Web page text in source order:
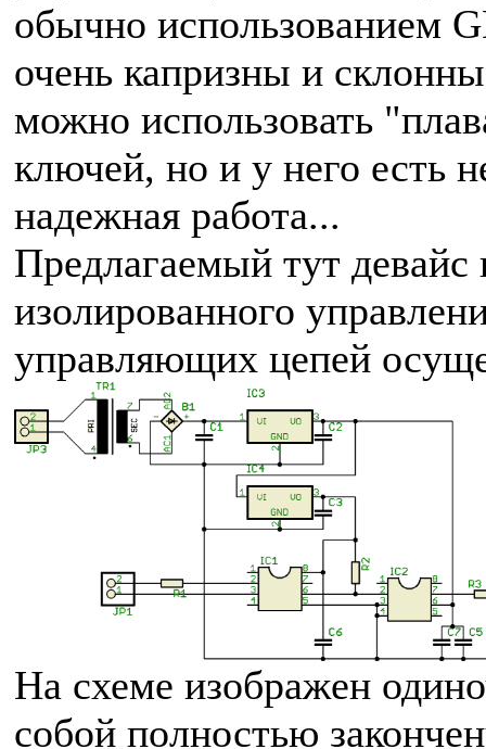
обычно использованием
очень капризны и
можно использовать
ключей, но и у него есть
надежная работа...
Предлагаемый тут девайс
изолированного
управляющих цепей
На схеме изображен
собой полностью